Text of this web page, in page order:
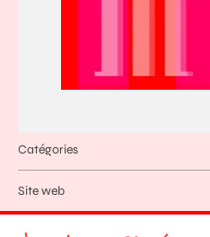
Catégories
Site web